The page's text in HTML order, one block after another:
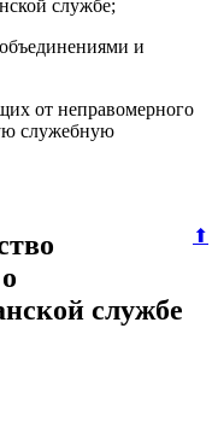
службе;
и
от неправомерного
служебную
⬆
службе